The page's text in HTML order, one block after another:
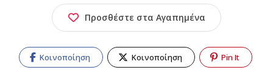
Προσθέστε στα Αγαπημένα
Κοινοποίηση Κοινοποίηση Pin It